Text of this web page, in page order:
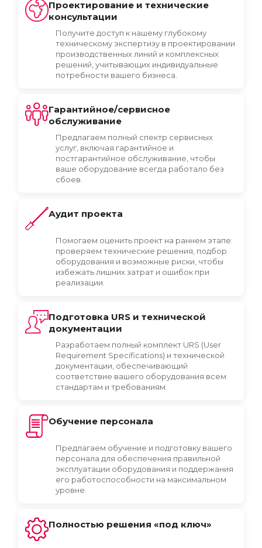
Проектирование и технические
консультации
Получите доступ к нашему глубокому
техническому экспертизу в проектировании
производственных линий и комплексных
решений, учитывающих индивидуальные
потребности вашего бизнеса.
Гарантийное/сервисное
обслуживание
Предлагаем полный спектр сервисных
услуг, включая гарантийное и
постгарантийное обслуживание, чтобы
ваше оборудование всегда работало без
сбоев.
Аудит проекта
Помогаем оценить проект на раннем этапе:
проверяем технические решения, подбор
оборудования и возможные риски, чтобы
избежать лишних затрат и ошибок при
реализации.
Подготовка URS и технической
документации
Разработаем полный комплект URS (User
Requirement Specifications) и технической
документации, обеспечивающий
соответствие вашего оборудования всем
стандартам и требованиям.
Обучение персонала
Предлагаем обучение и подготовку вашего
персонала для обеспечения правильной
эксплуатации оборудования и поддержания
его работоспособности на максимальном
уровне.
Полностью решения «под ключ»